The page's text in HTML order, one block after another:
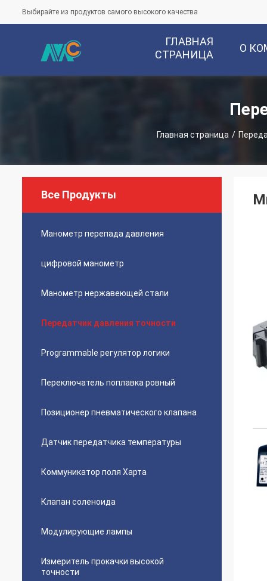
Выбирайте из продуктов самого высокого качества
ГЛАВНАЯ
СТРАНИЦА
О
Главная страница /
Все Продукты
Манометр перепада давления
цифровой манометр
Манометр нержавеющей стали
Передатчик давления точности
Programmable регулятор логики
Переключатель поплавка ровный
Позиционер пневматического клапана
Датчик передатчика температуры
Коммуникатор поля Харта
Клапан соленоида
Модулирующие лампы
Измеритель прокачки высокой
точности